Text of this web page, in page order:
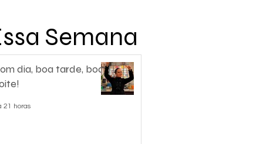
dia, boa tarde, boa
21 horas
Semana